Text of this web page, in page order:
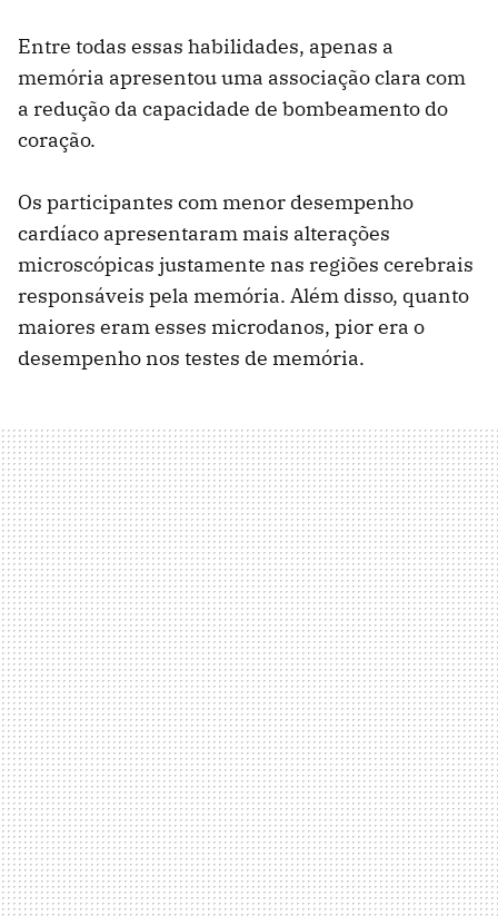
Entre todas essas habilidades, apenas a
memória apresentou uma associação clara com
a redução da capacidade de bombeamento do
coração.
Os participantes com menor desempenho
cardíaco apresentaram mais alterações
microscópicas justamente nas regiões cerebrais
responsáveis pela memória. Além disso, quanto
maiores eram esses microdanos, pior era o
desempenho nos testes de memória.